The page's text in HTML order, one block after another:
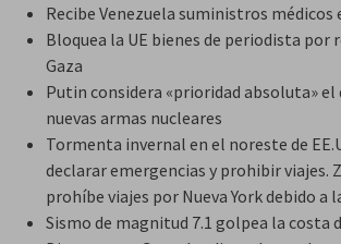
Recibe Venezuela suministros médicos
Bloquea la UE bienes de periodista por
Gaza
Putin considera «prioridad absoluta» el
nuevas armas nucleares
Tormenta invernal en el noreste de
declarar emergencias y prohibir viajes.
prohíbe viajes por Nueva York debido a
Sismo de magnitud 7.1 golpea la costa